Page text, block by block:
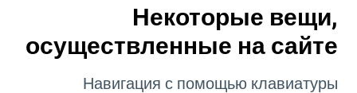
Некоторые вещи,
осуществленные на сайте
Навигация с помощью клавиатуры